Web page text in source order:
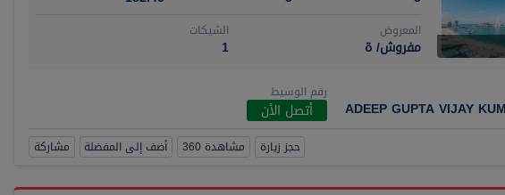
المعروض
مفروش/ ة
الشيكات
1
ADEEP GUPTA VIJAY
رقم الوسيط
أتصل الأن
حجز زيارة مشاهدة 360 أضف إلى المفضلة مشاركة